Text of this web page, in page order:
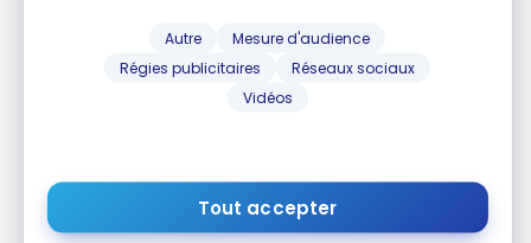
Autre
Mesure d'audience
Régies publicitaires
Réseaux sociaux
Vidéos
Tout accepter
23 février 2025